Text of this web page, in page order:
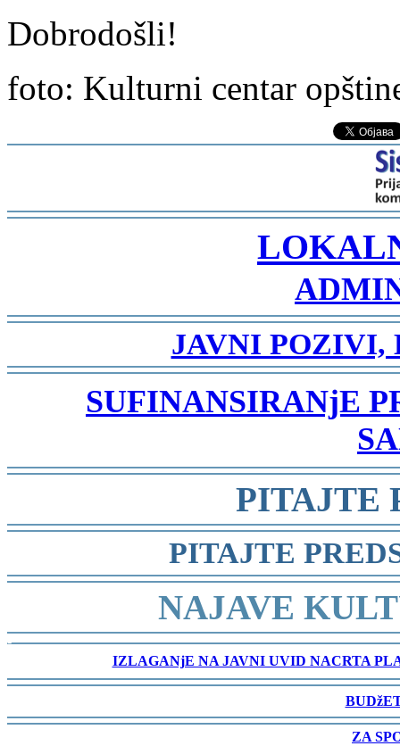
Dobrodošli!
foto: Kulturni centar
-
-
JAVNI POZIVI,
-
SUFINANSIRANjE
-
PITAJTE
-
PITAJTE
-
NAJAVE
-
IZLAGANjE NA JAVNI UVID NACRTA
-
-
ZA